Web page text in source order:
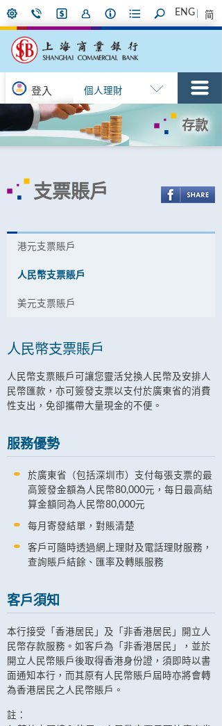
ENG 简
登入 個人理財
存款
支票賬戶
港元支票賬戶
人民幣支票賬戶
美元支票賬戶
人民幣支票賬戶
人民幣支票賬戶可讓您靈活兌換人民幣及安排人
民幣匯款，亦可簽發支票以支付於廣東省的消費
性支出，免卻攜帶大量現金的不便。
服務優勢
於廣東省（包括深圳市）支付每張支票的最
高簽發金額為人民幣80,000元，每日最高結
算金額同為人民幣80,000元
每月寄發結單，對賬清楚
客戶可隨時透過網上理財及電話理財服務，
查詢賬戶結餘、匯率及轉賬服務
客戶須知
本行接受「香港居民」及「非香港居民」開立人
民幣存款服務。如客戶為「非香港居民」，並於
開立人民幣賬戶後取得香港身份證，須即時以書
面通知本行，而其原有人民幣賬戶屆時亦將會轉
為香港居民之人民幣賬戶。
註：